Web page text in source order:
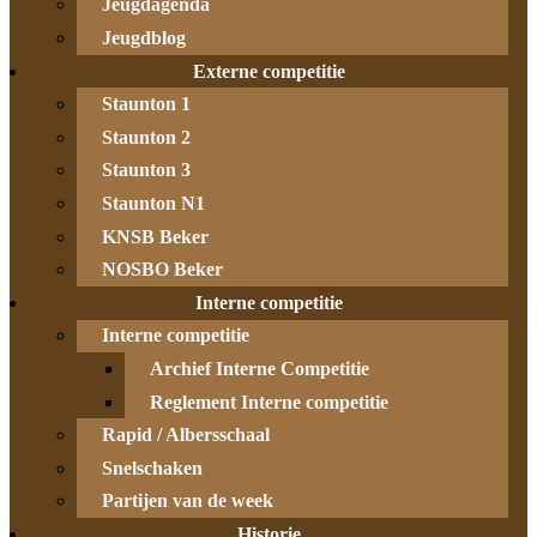
Jeugdagenda
Jeugdblog
Externe competitie
Staunton 1
Staunton 2
Staunton 3
Staunton N1
KNSB Beker
NOSBO Beker
Interne competitie
Interne competitie
Archief Interne Competitie
Reglement Interne competitie
Rapid / Albersschaal
Snelschaken
Partijen van de week